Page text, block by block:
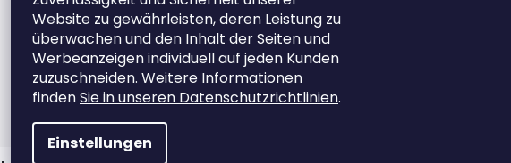
Website zu gewährleisten, deren Leistung zu
überwachen und den Inhalt der Seiten und
Werbeanzeigen individuell auf jeden Kunden
zuzuschneiden. Weitere Informationen
findenSie in unseren Datenschutzrichtlinien.
Einstellungen